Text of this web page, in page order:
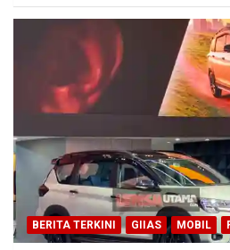
BERITA TERKINI GIIAS MOBIL